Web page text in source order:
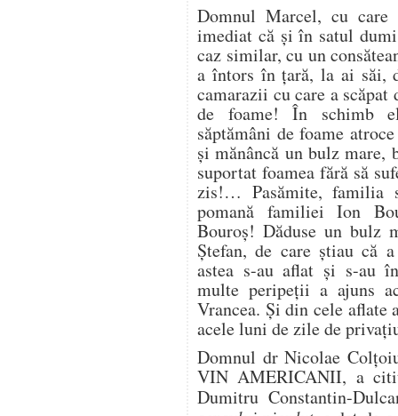
Domnul Marcel, cu care
imediat că și în satul
caz similar, cu un
a întors în țară, la ai săi,
camarazii cu care a
de foame! În schimb
săptămâni de foame
și mănâncă un bulz
suportat foamea fără să
zis!… Pasămite, familia
pomană familiei Ion
Bouroș! Dăduse un bulz
Ștefan, de care știau că
astea s-au aflat și s-au
multe peripeții a ajuns
Vrancea. Și din cele aflate
acele luni de zile de
Domnul dr Nicolae
VIN AMERICANII, a
Dumitru Constantin-